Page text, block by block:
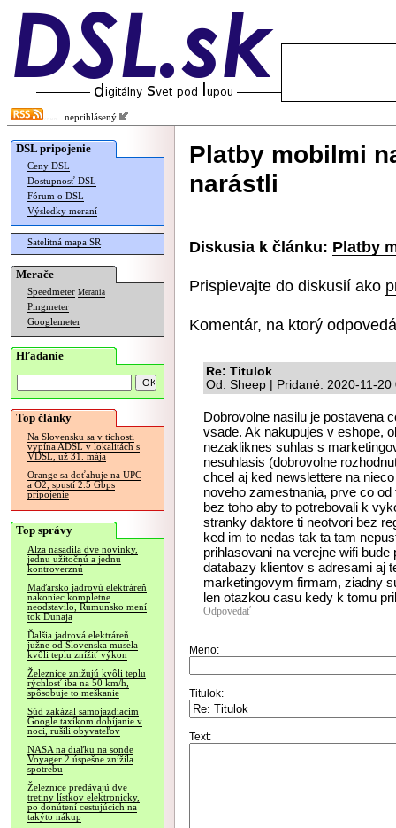
neprihlásený
DSL pripojenie
Ceny DSL
Dostupnosť DSL
Fórum o DSL
Výsledky meraní
Satelitná mapa SR
Merače
Speedmeter Merania
Pingmeter
Googlemeter
Hľadanie
Top články
Na Slovensku sa v tichosti
vypína ADSL v lokalitách s
VDSL, už 31. mája
Orange sa doťahuje na UPC
a O2, spustí 2.5 Gbps
pripojenie
Top správy
Alza nasadila dve novinky,
jednu užitočnú a jednu
kontroverznú
Maďarsko jadrovú elektráreň
nakoniec kompletne
neodstavilo, Rumunsko mení
tok Dunaja
Ďalšia jadrová elektráreň
južne od Slovenska musela
kvôli teplu znížiť výkon
Železnice znižujú kvôli teplu
rýchlosť iba na 50 km/h,
spôsobuje to meškanie
Súd zakázal samojazdiacim
Google taxíkom dobíjanie v
noci, rušili obyvateľov
NASA na diaľku na sonde
Voyager 2 úspešne znížila
spotrebu
Železnice predávajú dve
tretiny lístkov elektronicky,
po donútení cestujúcich na
takýto nákup
Platby mobilmi
narástli
Diskusia k článku: Platby
Prispievajte do diskusií ako
Komentár, na ktorý
Re: Titulok
Od: Sheep | Pridané: 2020-11-20
Dobrovolne nasilu je postavena
vsade. Ak nakupujes v eshope,
nezakliknes suhlas s
nesuhlasis (dobrovolne
chcel aj ked newslettere na
noveho zamestnania, prve co
bez toho aby to potrebovali k
stranky daktore ti neotvori bez
ked im to nedas tak ta tam
prihlasovani na verejne wifi
databazy klientov s adresami aj
marketingovym firmam, ziadny
len otazkou casu kedy k tomu
Odpovedať
Meno:
Titulok:
Text: